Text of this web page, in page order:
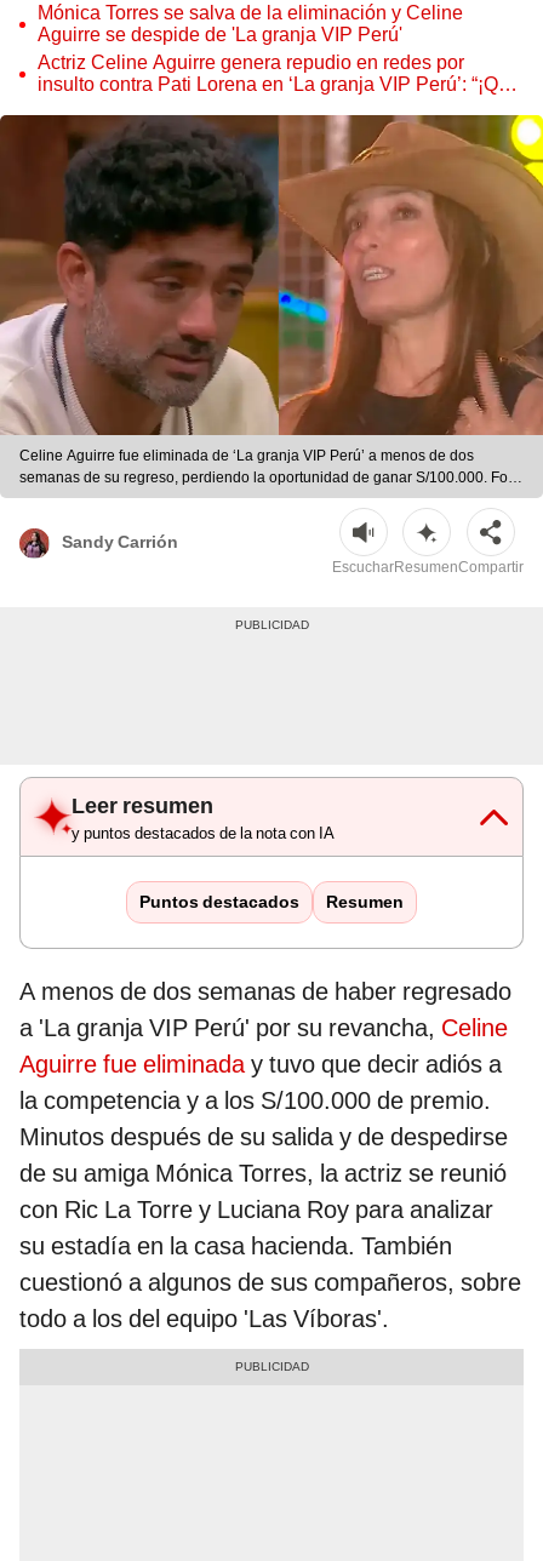
Mónica Torres se salva de la eliminación y Celine
Aguirre se despide de 'La granja VIP Perú'
Actriz Celine Aguirre genera repudio en redes por
insulto contra Pati Lorena en ‘La granja VIP Perú’: “¡Qué
Celine Aguirre fue eliminada de ‘La granja VIP Perú’ a menos de dos
semanas de su regreso, perdiendo la oportunidad de ganar S/100.000. Foto:
captura Youtube | Foto: captura Youtube
Sandy Carrión
EscucharResumenCompartir
Leer resumen
y puntos destacados de la nota con IA
Puntos destacados Resumen
A menos de dos semanas de haber regresado
a 'La granja VIP Perú' por su revancha, Celine
Aguirre fue eliminaday tuvo que decir adiós a
la competencia y a los S/100.000 de premio.
Minutos después de su salida y de despedirse
de su amiga Mónica Torres, la actriz se reunió
con Ric La Torre y Luciana Roy para analizar
su estadía en la casa hacienda. También
cuestionó a algunos de sus compañeros, sobre
todo a los del equipo 'Las Víboras'.